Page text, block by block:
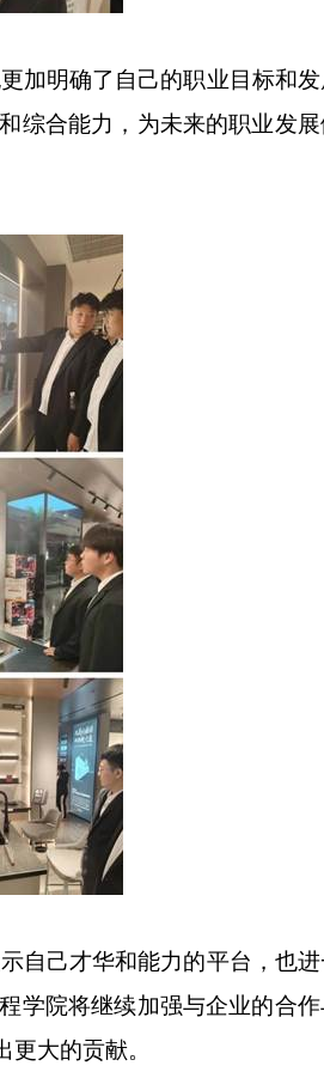
加明确了自己的职业目标和
综合能力，为未来的职业发
自己才华和能力的平台，也
学院将继续加强与企业的合
大的贡献。